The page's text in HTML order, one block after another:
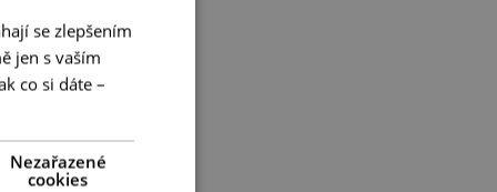
se zlepšením
jen s vaším
co si dáte –
Nezařazené
cookies